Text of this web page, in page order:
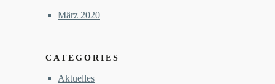
März 2020
CATEGORIES
Aktuelles